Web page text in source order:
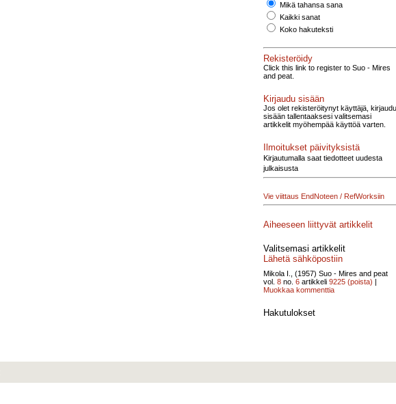
Mikä tahansa sana
Kaikki sanat
Koko hakuteksti
Rekisteröidy
Click this link to register to Suo - Mires
and peat.
Kirjaudu sisään
Jos olet rekisteröitynyt käyttäjä, kirjaudu
sisään tallentaaksesi valitsemasi
artikkelit myöhempää käyttöä varten.
Ilmoitukset päivityksistä
Kirjautumalla saat tiedotteet uudesta
julkaisusta
Vie viittaus EndNoteen / RefWorksiin
Aiheeseen liittyvät artikkelit
Valitsemasi artikkelit
Lähetä sähköpostiin
Mikola I., (1957) Suo - Mires and peat
vol. 8 no. 6 artikkeli 9225 (poista) |
Muokkaa kommenttia
Hakutulokset